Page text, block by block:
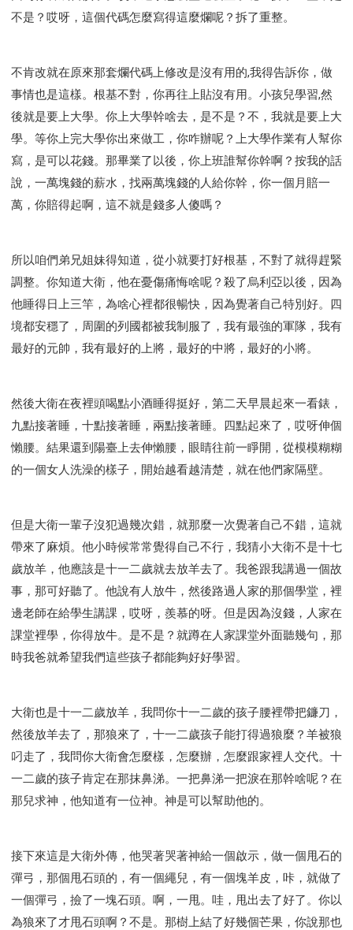
不是？哎呀，這個代碼怎麼寫得這麼爛呢？拆了重整。
不肯改就在原來那套爛代碼上修改是沒有用的,我得告訴你，做
事情也是這樣。根基不對，你再往上貼沒有用。小孩兒學習,然
後就是要上大學。你上大學幹啥去，是不是？不，我就是要上大
學。等你上完大學你出來做工，你咋辦呢？上大學作業有人幫你
寫，是可以花錢。那畢業了以後，你上班誰幫你幹啊？按我的話
說，一萬塊錢的薪水，找兩萬塊錢的人給你幹，你一個月賠一
萬，你賠得起啊，這不就是錢多人傻嗎？
所以咱們弟兄姐妹得知道，從小就要打好根基，不對了就得趕緊
調整。你知道大衛，他在憂傷痛悔啥呢？殺了烏利亞以後，因為
他睡得日上三竿，為啥心裡都很暢快，因為覺著自己特別好。四
境都安穩了，周圍的列國都被我制服了，我有最強的軍隊，我有
最好的元帥，我有最好的上將，最好的中將，最好的小將。
然後大衛在夜裡頭喝點小酒睡得挺好，第二天早晨起來一看錶，
九點接著睡，十點接著睡，兩點接著睡。四點起來了，哎呀伸個
懶腰。結果還到陽臺上去伸懶腰，眼睛往前一睜開，從模模糊糊
的一個女人洗澡的樣子，開始越看越清楚，就在他們家隔壁。
但是大衛一輩子沒犯過幾次錯，就那麼一次覺著自己不錯，這就
帶來了麻煩。他小時候常常覺得自己不行，我猜小大衛不是十七
歲放羊，他應該是十一二歲就去放羊去了。我爸跟我講過一個故
事，那可好聽了。他說有人放牛，然後路過人家的那個學堂，裡
邊老師在給學生講課，哎呀，羨慕的呀。但是因為沒錢，人家在
課堂裡學，你得放牛。是不是？就蹲在人家課堂外面聽幾句，那
時我爸就希望我們這些孩子都能夠好好學習。
大衛也是十一二歲放羊，我問你十一二歲的孩子腰裡帶把鐮刀，
然後放羊去了，那狼來了，十一二歲孩子能打得過狼麼？羊被狼
叼走了，我問你大衛會怎麼樣，怎麼辦，怎麼跟家裡人交代。十
一二歲的孩子肯定在那抹鼻涕。一把鼻涕一把淚在那幹啥呢？在
那兒求神，他知道有一位神。神是可以幫助他的。
接下來這是大衛外傳，他哭著哭著神給一個啟示，做一個甩石的
彈弓，那個甩石頭的，有一個繩兒，有一個塊羊皮，咔，就做了
一個彈弓，撿了一塊石頭。啊，一甩。哇，甩出去了好了。你以
為狼來了才甩石頭啊？不是。那樹上結了好幾個芒果，你說那也